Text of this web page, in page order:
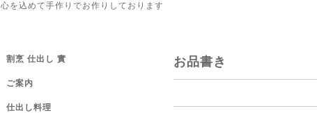
心を込めて手作りでお作りしております
お品書き
割烹 仕出し 實
ご案内
仕出し料理